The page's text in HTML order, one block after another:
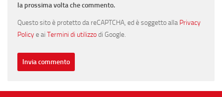
la prossima volta che commento.
Questo sito è protetto da reCAPTCHA, ed è soggetto alla Privacy
Policye ai Termini di utilizzodi Google.